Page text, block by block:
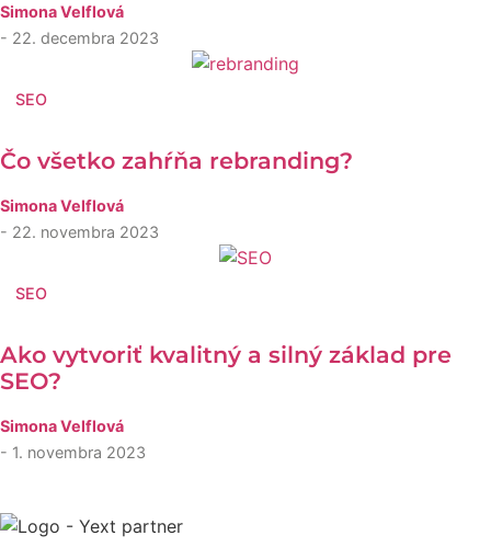
Simona Velflová
- 22. decembra 2023
SEO
Čo všetko zahŕňa rebranding?
Simona Velflová
- 22. novembra 2023
SEO
Ako vytvoriť kvalitný a silný základ pre
SEO?
Simona Velflová
- 1. novembra 2023